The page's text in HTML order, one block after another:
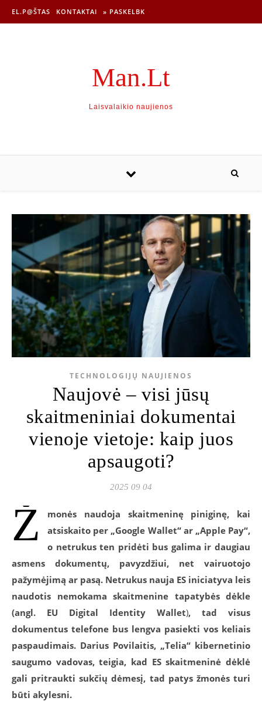
EL.P@ŠTAS KONTAKTAI » PASKELBK
Man.Lt
Laisvalaikio naujienos
TECHNOLOGIJŲ NAUJIENOS
Naujovė – visi jūsų
skaitmeniniai dokumentai
vienoje vietoje: kaip juos
apsaugoti?
2025 09 04
Ž
monės naudoja skaitmeninę piniginę, kai
atsiskaito per „Google Wallet“ ar „Apple Pay“,
o netrukus ten pridėti bus galima ir daugiau
asmens dokumentų, pavyzdžiui, net vairuotojo
pažymėjimą ar pasą. Netrukus nauja ES iniciatyva leis
naudotis nemokama skaitmenine tapatybės dėkle
(angl. EU Digital Identity Wallet), tad visus
dokumentus telefone bus lengva pasiekti vos keliais
paspaudimais. Darius Povilaitis, „Telia“ kibernetinio
saugumo vadovas, teigia, kad ES skaitmeninė dėklė
gali pritraukti sukčių dėmesį, tad patys žmonės turi
būti akylesni.